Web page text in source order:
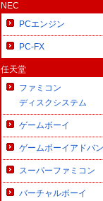
NEC
PCエンジン
PC-FX
任天堂
ファミコン
ディスクシステム
ゲームボーイ
ゲームボーイアドバ
スーパーファミコン
バーチャルボーイ